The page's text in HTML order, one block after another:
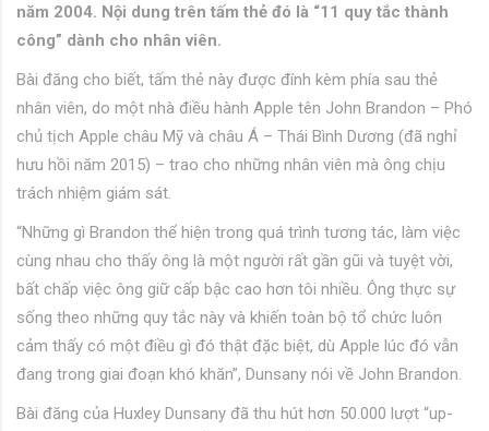
năm 2004. Nội dung trên tấm thẻ đó là “11 quy tắc thành
công” dành cho nhân viên.
Bài đăng cho biết, tấm thẻ này được đính kèm phía sau thẻ
nhân viên, do một nhà điều hành Apple tên John Brandon – Phó
chủ tịch Apple châu Mỹ và châu Á – Thái Bình Dương (đã nghỉ
hưu hồi năm 2015) – trao cho những nhân viên mà ông chịu
trách nhiệm giám sát.
“Những gì Brandon thể hiện trong quá trình tương tác, làm việc
cùng nhau cho thấy ông là một người rất gần gũi và tuyệt vời,
bất chấp việc ông giữ cấp bậc cao hơn tôi nhiều. Ông thực sự
sống theo những quy tắc này và khiến toàn bộ tổ chức luôn
cảm thấy có một điều gì đó thật đặc biệt, dù Apple lúc đó vẫn
đang trong giai đoạn khó khăn”, Dunsany nói về John Brandon.
Bài đăng của Huxley Dunsany đã thu hút hơn 50.000 lượt “up-